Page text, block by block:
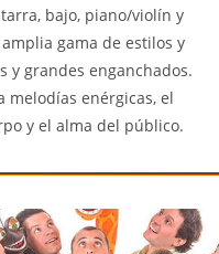
bajo, piano/violín y
gama de estilos y
y grandes enganchados.
melodías enérgicas, el
y el alma del público.